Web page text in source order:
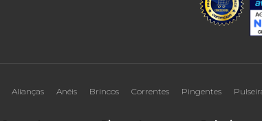
Alianças Anéis Brincos Correntes Pingentes